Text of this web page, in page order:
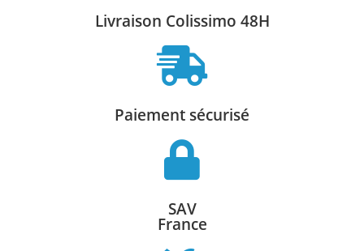
Livraison Colissimo 48H
Paiement sécurisé
SAV
France